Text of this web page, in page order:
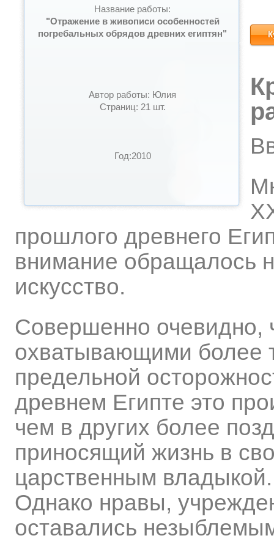
Название работы:
"Отражение в живописи особенностей
погребальных обрядов древних египтян"
Автор работы: Юлия
Страниц: 21 шт.
Год:2010
прошлого древнего
внимание обращалось
искусство.
Совершенно очевидно,
охватывающими более
предельной
древнем Египте это
чем в других более
приносящий жизнь в
царственным
Однако нравы,
оставались